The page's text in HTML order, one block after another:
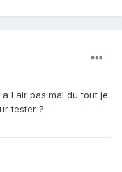
l air pas mal du tout je
tester ?